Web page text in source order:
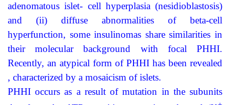
adenomatous islet- cell hyperplasia (nesidioblastosis)
and (ii) diffuse abnormalities of beta-cell
hyperfunction, some insulinomas share similarities in
their molecular background with focal PHHI.
Recently, an atypical form of PHHI has been revealed
, characterized by a mosaicism of islets.
PHHI occurs as a result of mutation in the subunits